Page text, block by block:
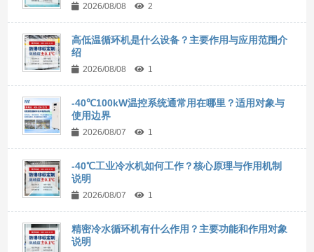
2026/08/08 2
高低温循环机是什么设备？主要作用与应用范围介
绍
2026/08/08 1
-40℃100kW温控系统通常用在哪里？适用对象与
使用边界
2026/08/07 1
-40℃工业冷水机如何工作？核心原理与作用机制
说明
2026/08/07 1
精密冷水循环机有什么作用？主要功能和作用对象
说明